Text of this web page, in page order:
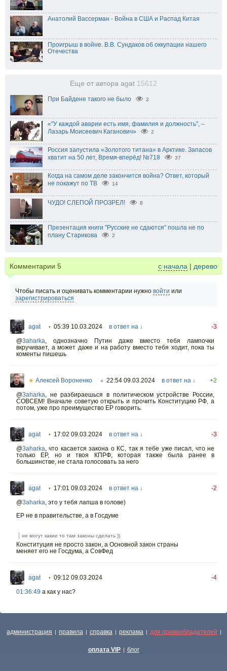
Анатолий Вассерман - Война в США и Распад Китая
Проигрыш в войне. В.В. Сундаков об оккупации нашего
Отечества
Еще от автора agat 15612
При Байдене такого не было 2
«"У каждой аварии есть имя, фамилия и должность", –
Лазарь Моисеевич Каганович»
2
Россия запустила «Золотого титана» в Арктике. Запасов
хватит на 50 лет, Время-вперёд! №718
37
Когда на самом деле закончится война? Ответ, который
не покажут по ТВ
14
ЧУДО! СЛЕПОЙ ПРОЗРЕЛ! 8
Презентация книги "Русские не сдаются" пошла не по
плану Старикова
2
Комментарии 5 с начала | дерево
Чтобы писать и оценивать комментарии нужно войти или
зарегистрироваться
agat • 05:39 10.03.2024 в ответ на ↓
-3
@3aharka, однозначно Путин даже вместо тебя лампочки
вкручивает, а может даже и на работу вместо тебя ходит, пока ты
коменты пишешь
★ Алексей Вороненко ○ 22:54 09.03.2024 в ответ на ↓
+2
@3aharka, не разбираешься в политическом устройстве России,
СОВСЕМ! Вначале советую открыть и прочить Конституцию РФ, а
потом, уже про преимущество ЕР говорить.
agat • 17:02 09.03.2024 в ответ на ↓
-3
@3aharka, что касается закона о КС, так я тебе уже писал, что не
только ЕР, но и твоя КПРФ, которая также была ранее в
большинстве, не стала голосовать за него
agat • 17:01 09.03.2024 в ответ на ↓
-2
@3aharka, это у тебя лапша в голове)
ЕР не в правительстве, а в Госдуме
не могут какие то там законы сделать ))
Конституция не просто закон, а Основной закон страны
меняет его не Госдума, а СовФед
agat • 09:12 09.03.2024
-4
01:36:49 а как у нас?
администрация | правила | справка | реклама | для правообладателей |
оплата VIP | блог